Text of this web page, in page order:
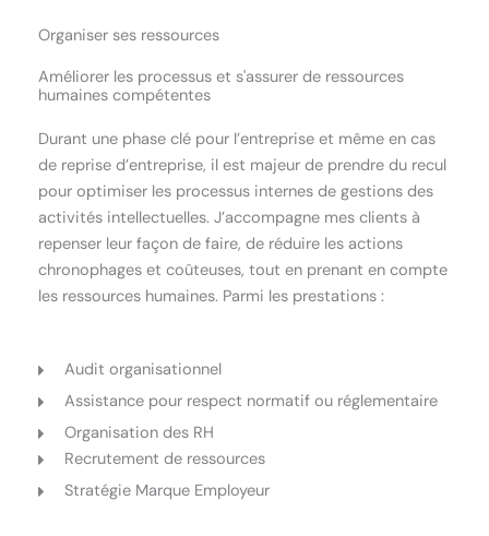
Organiser ses ressources
Améliorer les processus et s'assurer de ressources
humaines compétentes
Durant une phase clé pour l’entreprise et même en cas
de reprise d’entreprise, il est majeur de prendre du recul
pour optimiser les processus internes de gestions des
activités intellectuelles. J’accompagne mes clients à
repenser leur façon de faire, de réduire les actions
chronophages et coûteuses, tout en prenant en compte
les ressources humaines. Parmi les prestations :
Audit organisationnel
Assistance pour respect normatif ou réglementaire
Organisation des RH
Recrutement de ressources
Stratégie Marque Employeur